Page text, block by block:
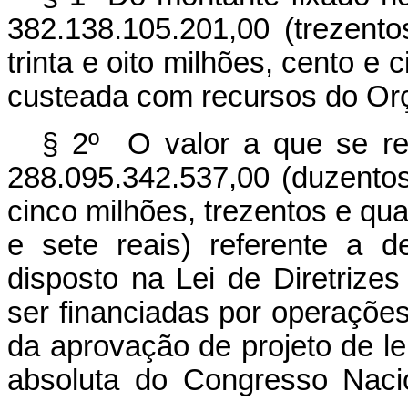
382.138.105.201,00
trinta e oito milhões, cento e
custeada com recursos do
§ 2º O valor a que se
288.095.342.537,00
cinco milhões, trezentos e
e sete reais) referente a
disposto na Lei de
ser financiadas por
da aprovação de projeto de
absoluta do Congresso